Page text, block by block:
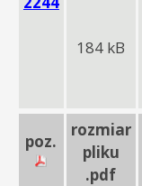
184 kB
poz.
rozmiar
pliku
.pdf